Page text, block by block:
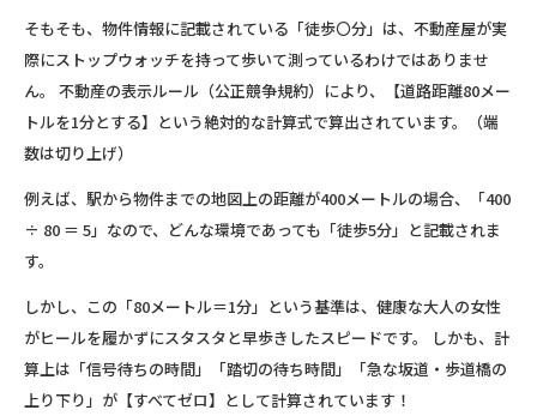
そもそも、物件情報に記載されている「徒歩〇分」は、不動産屋が実
際にストップウォッチを持って歩いて測っているわけではありませ
ん。 不動産の表示ルール（公正競争規約）により、
【道路距離80メー
トルを1分とする】 という絶対的な計算式で算出されています。（端
数は切り上げ）
例えば、駅から物件までの地図上の距離が400メートルの場合、「400
÷ 80 ＝ 5」なので、どんな環境であっても「徒歩5分」と記載されま
す。
しかし、この「80メートル＝1分」という基準は、健康な大人の女性
がヒールを履かずにスタスタと早歩きしたスピードです。 しかも、計
算上は 「信号待ちの時間」「踏切の待ち時間」「急な坂道・歩道橋の
上り下り」が【すべてゼロ】 として計算されています！